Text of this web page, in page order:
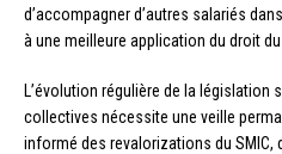
d’accompagner d’autres salariés
à une meilleure application du droit du
L’évolution régulière de la législation
collectives nécessite une veille
informé des revalorizations du SMIC,